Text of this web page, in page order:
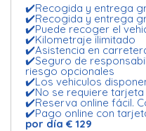
✔️Recogida y entrega
✔️Recogida y entrega
✔️Puede recoger el
✔️Kilometraje ilimitado
✔️Asistencia en
✔️Seguro de
riesgo opcionales
✔️Los vehiculos
✔️No se requiere tarjeta
✔️Reserva online fácil.
✔️Pago online con
por día € 129